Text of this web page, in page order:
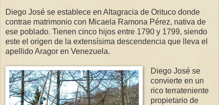
Diego José se establece en Altagracia de Orituco donde
contrae matrimonio con Micaela Ramona Pérez, nativa de
ese poblado. Tienen cinco hijos entre 1790 y 1799, siendo
este el origen de la extensísima descendencia que lleva el
apellido Aragor en Venezuela.
Diego José se
convierte en un
rico terrateniente
propietario de